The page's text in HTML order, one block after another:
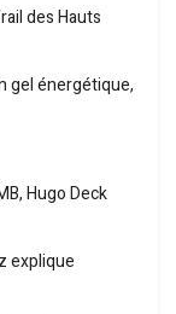
des Hauts
gel énergétique,
Hugo Deck
explique